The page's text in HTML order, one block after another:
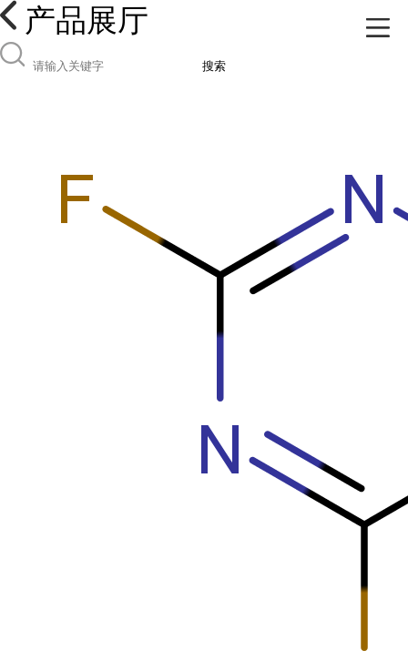
产品展厅
搜索